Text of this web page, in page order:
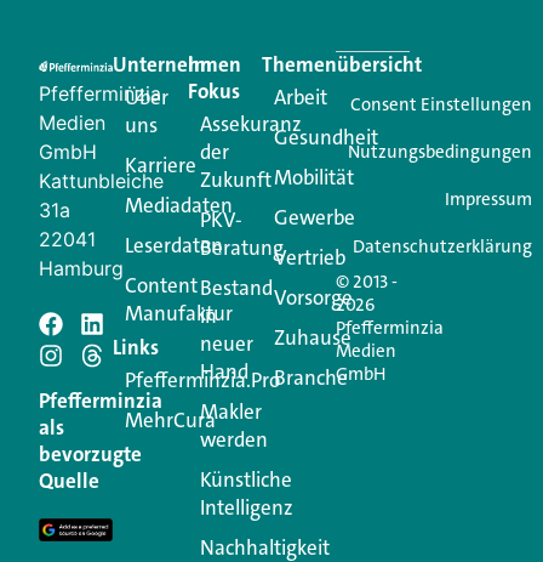
Creator für Ihre Kundenkommunikation. Alles, was
Ihren Vertriebsalltag leichter macht. Mit nur einem
Login.
Jetzt anmelden
Schreiben Sie einen
Kommentar
Ihre E-Mail-Adresse wird nicht veröffentlicht.
Erforderliche Felder sind mit
Kommentar
Pfefferminzia
Medien
GmbH
Kattunbleiche
31a
22041
Hamburg
Pfefferminzia
als
bevorzugte
Quelle
Unternehmen
Über
uns
Karriere
Mediadaten
Leserdaten
Content
Manufaktur
Links
Pfefferminzia.Pro
MehrCura
Im
Fokus
Assekuranz
der
Zukunft
PKV-
Beratung
Bestand
in
neuer
Hand
Makler
werden
Künstliche
Intelligenz
Nachhaltigkeit
Themenübersicht
Arbeit
Gesundheit
Mobilität
Gewerbe
Vertrieb
Vorsorge
Zuhause
Branche
© 2013 -
2026
Pfefferminzia
Medien
GmbH
Consent Einstellungen
Nutzungsbedingungen
Impressum
Datenschutzerklärung